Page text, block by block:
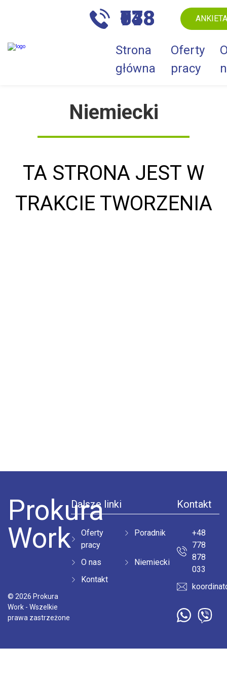
+48 778 878 033 ANKIETA
Strona
główna
Оferty
pracy
Niemiecki
TA STRONA JEST W
TRAKCIE TWORZENIA
Prokura
Work
© 2026 Prokura
Work - Wszelkie
prawa zastrzeżone
Dalsze linki
Оferty
pracy
Poradnik
O nas
Niemiecki
Kontakt
Kontakt
+48
778
878
033